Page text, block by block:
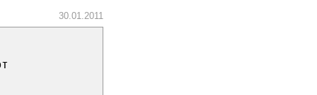
30.01.2011